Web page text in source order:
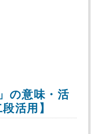
の意味・活
活用】